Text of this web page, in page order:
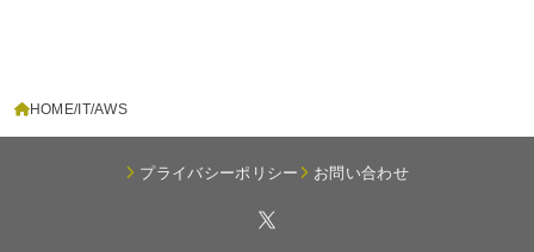
HOME IT AWS
プライバシーポリシー お問い合わせ